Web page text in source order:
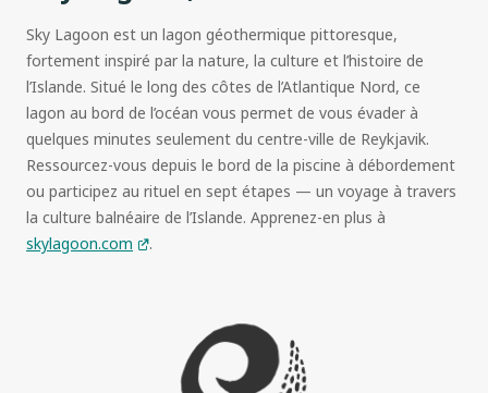
Sky Lagoon est un lagon géothermique pittoresque,
fortement inspiré par la nature, la culture et l’histoire de
l’Islande. Situé le long des côtes de l’Atlantique Nord, ce
lagon au bord de l’océan vous permet de vous évader à
quelques minutes seulement du centre-ville de Reykjavik.
Ressourcez-vous depuis le bord de la piscine à débordement
ou participez au rituel en sept étapes — un voyage à travers
la culture balnéaire de l’Islande. Apprenez-en plus à
skylagoon.com
.